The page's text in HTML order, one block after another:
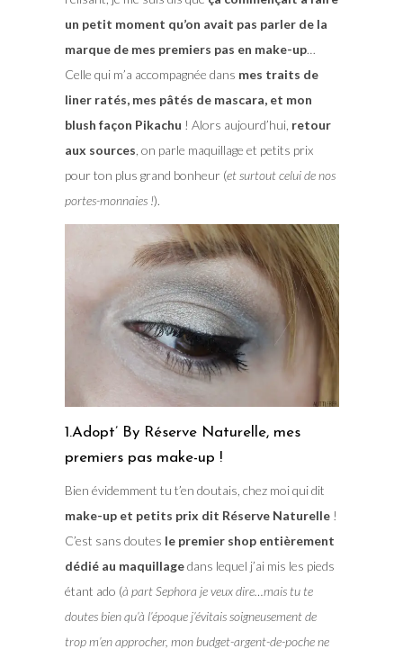
un petit moment qu’on avait pas parler de la
marque de mes premiers pas en make-up…
Celle qui m’a accompagnée dans mes traits de
liner ratés, mes pâtés de mascara, et mon
blush façon Pikachu ! Alors aujourd’hui, retour
aux sources , on parle maquillage et petits prix
pour ton plus grand bonheur (et surtout celui de nos
portes-monnaies !).
1.Adopt’ By Réserve Naturelle, mes
premiers pas make-up !
Bien évidemment tu t’en doutais, chez moi qui dit
make-up et petits prix dit Réserve Naturelle!
C’est sans doutes le premier shop entièrement
dédié au maquillagedans lequel j’ai mis les pieds
étant ado (à part Sephora je veux dire…mais tu te
doutes bien qu’à l’époque j’évitais soigneusement de
trop m’en approcher, mon budget-argent-de-poche ne